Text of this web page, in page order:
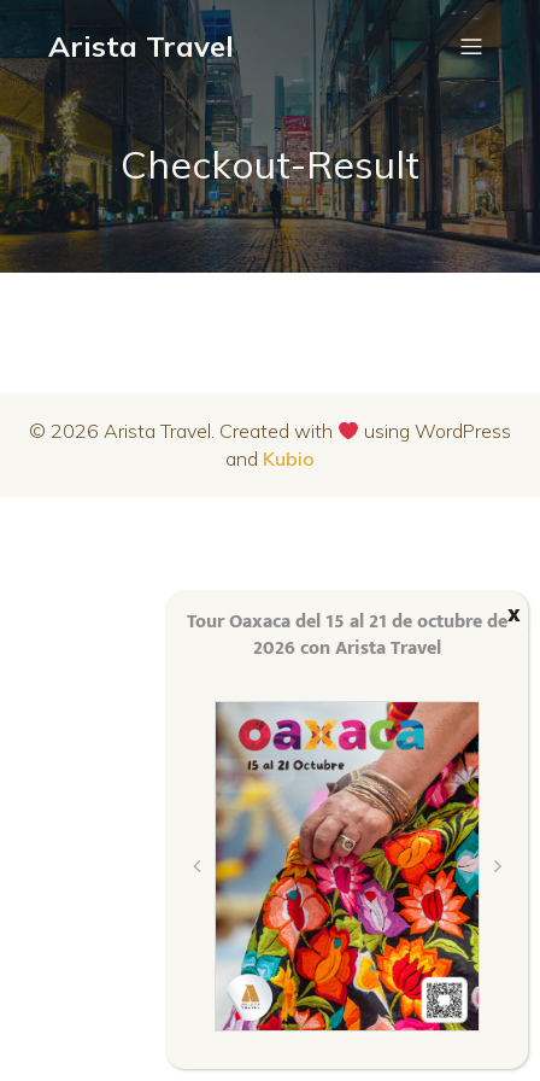
Arista Travel
Checkout-Result
© 2026 Arista Travel. Created with
using WordPress
and Kubio
Tour Oaxaca del 15 al 21 de octubre de
2026 con Arista Travel